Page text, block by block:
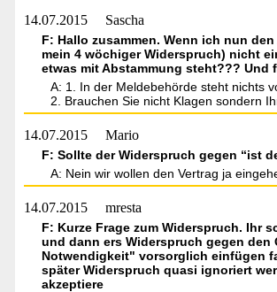
14.07.2015 Sascha
F: Hallo zusammen. Wenn ich nun
mein 4 wöchiger Widerspruch) nicht
etwas mit Abstammung steht??? Und
A: 1. In der Meldebehörde steht nichts
2. Brauchen Sie nicht Klagen sondern
14.07.2015 Mario
F: Sollte der Widerspruch gegen “ist
A: Nein wir wollen den Vertrag ja
14.07.2015 mresta
F: Kurze Frage zum Widerspruch. Ihr
und dann ers Widerspruch gegen
Notwendigkeit" vorsorglich einfügen
später Widerspruch quasi ignoriert
akzeptiere